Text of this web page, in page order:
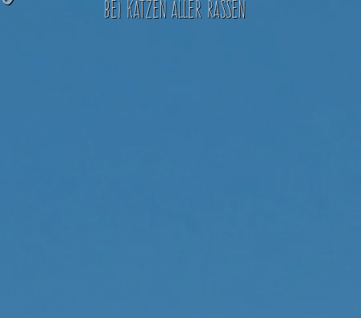
bei Katzen aller Rassen